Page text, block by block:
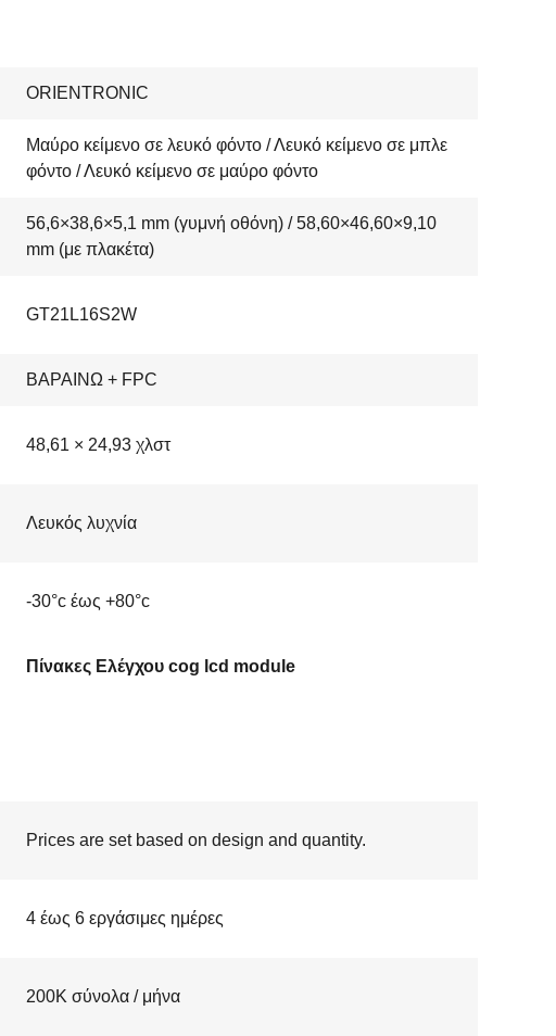
ORIENTRONIC
Μαύρο κείμενο σε λευκό φόντο / Λευκό κείμενο σε μπλε
φόντο / Λευκό κείμενο σε μαύρο φόντο
56,6×38,6×5,1 mm (γυμνή οθόνη) / 58,60×46,60×9,10
mm (με πλακέτα)
GT21L16S2W
ΒΑΡΑΙΝΩ + FPC
48,61 × 24,93 χλστ
Λευκός λυχνία
-30°c έως +80°c
Πίνακες Ελέγχου cog lcd module
Prices are set based on design and quantity.
4 έως 6 εργάσιμες ημέρες
200K σύνολα / μήνα